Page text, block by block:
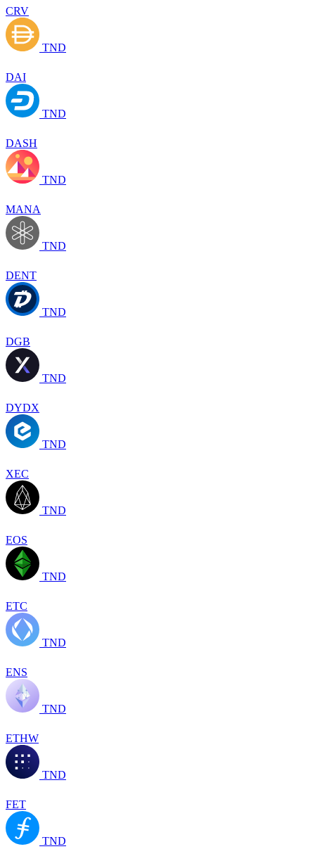
CRV
TND
DAI
TND
DASH
TND
MANA
TND
DENT
TND
DGB
TND
DYDX
TND
XEC
TND
EOS
TND
ETC
TND
ENS
TND
ETHW
TND
FET
TND